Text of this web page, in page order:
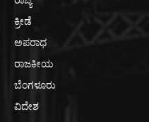
ಕ್ರೀಡೆ
ಅಪರಾಧ
ರಾಜಕೀಯ
ಬೆಂಗಳೂರು
ವಿದೇಶ